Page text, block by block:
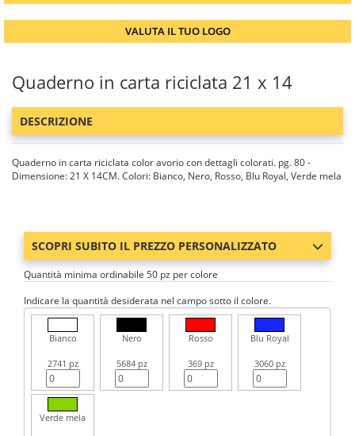
VALUTA IL TUO LOGO
Quaderno in carta riciclata 21 x 14
DESCRIZIONE
Quaderno in carta riciclata color avorio con dettagli colorati. pg. 80 -
Dimensione: 21 X 14CM. Colori: Bianco, Nero, Rosso, Blu Royal, Verde mela
SCOPRI SUBITO IL PREZZO PERSONALIZZATO
Quantità minima ordinabile 50 pz per colore
Indicare la quantità desiderata nel campo sotto il colore.
Bianco
2741 pz
Nero
5684 pz
Rosso
369 pz
Blu Royal
3060 pz
Verde mela